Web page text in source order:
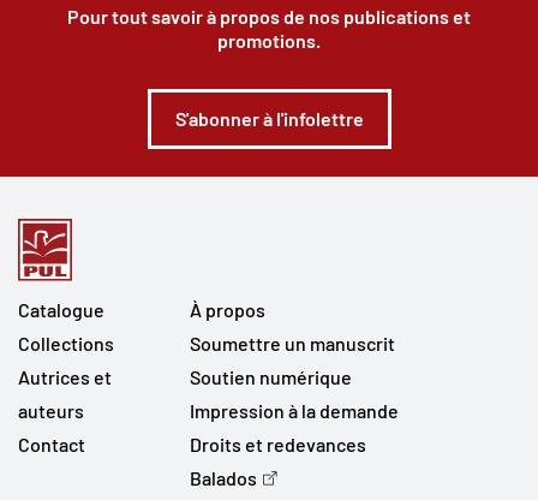
Pour tout savoir à propos de nos publications et
promotions.
S'abonner à l'infolettre
Catalogue
Collections
Autrices et
auteurs
Contact
À propos
Soumettre un manuscrit
Soutien numérique
Impression à la demande
Droits et redevances
Balados